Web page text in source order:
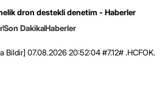
dron destekli denetim - Haberler
Son DakikaHaberler
Bildir] 07.08.2026 20:52:04 #7.12# .HCFOK.